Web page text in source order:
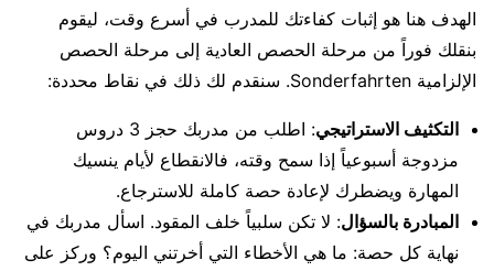
الهدف هنا هو إثبات كفاءتك للمدرب في أسرع وقت، ليقوم
بنقلك فوراً من مرحلة الحصص العادية إلى مرحلة الحصص
الإلزامية Sonderfahrten. سنقدم لك ذلك في نقاط محددة:
التكثيف الاستراتيجي
: اطلب من مدربك حجز 3 دروس
مزدوجة أسبوعياً إذا سمح وقته، فالانقطاع لأيام ينسيك
المهارة ويضطرك لإعادة حصة كاملة للاسترجاع.
المبادرة بالسؤال: لا تكن سلبياً خلف المقود. اسأل مدربك في
نهاية كل حصة: ما هي الأخطاء التي أخرتني اليوم؟ وركز على